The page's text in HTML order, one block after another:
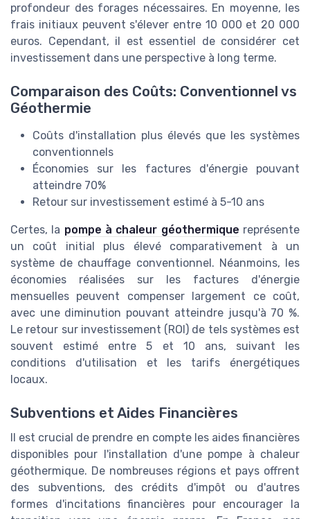
profondeur des forages nécessaires. En moyenne, les
frais initiaux peuvent s'élever entre 10 000 et 20 000
euros. Cependant, il est essentiel de considérer cet
investissement dans une perspective à long terme.
Comparaison des Coûts: Conventionnel vs
Géothermie
Coûts d'installation plus élevés que les systèmes
conventionnels
Économies sur les factures d'énergie pouvant
atteindre 70%
Retour sur investissement estimé à 5-10 ans
Certes, la pompe à chaleur géothermique représente
un coût initial plus élevé comparativement à un
système de chauffage conventionnel. Néanmoins, les
économies réalisées sur les factures d'énergie
mensuelles peuvent compenser largement ce coût,
avec une diminution pouvant atteindre jusqu'à 70 %.
Le retour sur investissement (ROI) de tels systèmes est
souvent estimé entre 5 et 10 ans, suivant les
conditions d'utilisation et les tarifs énergétiques
locaux.
Subventions et Aides Financières
Il est crucial de prendre en compte les aides financières
disponibles pour l'installation d'une pompe à chaleur
géothermique. De nombreuses régions et pays offrent
des subventions, des crédits d'impôt ou d'autres
formes d'incitations financières pour encourager la